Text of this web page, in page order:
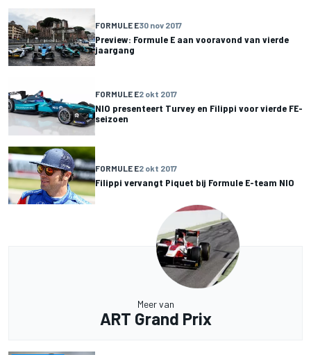
FORMULE E30 nov 2017
Preview: Formule E aan vooravond van vierde
jaargang
FORMULE E2 okt 2017
NIO presenteert Turvey en Filippi voor vierde FE-
seizoen
FORMULE E2 okt 2017
Filippi vervangt Piquet bij Formule E-team NIO
Meer van
ART Grand Prix